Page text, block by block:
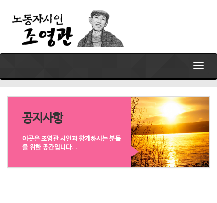
T
o
g
l
n
a
v
i
g
공지사항
이곳은 조영관 시인과 함게하시는 분들
을 위한 공간입니다. .